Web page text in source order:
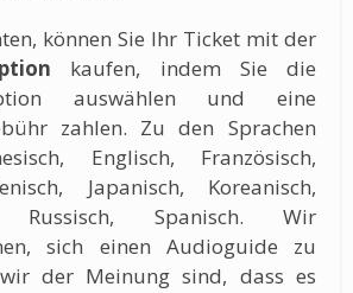
können Sie Ihr Ticket mit der
kaufen, indem Sie die
auswählen und eine
zahlen. Zu den Sprachen
Englisch, Französisch,
Japanisch, Koreanisch,
Russisch, Spanisch. Wir
sich einen Audioguide zu
der Meinung sind, dass es